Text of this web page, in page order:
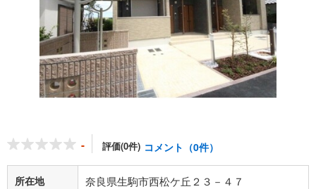
- 評価(0件) コメント（0件）
所在地 奈良県生駒市西松ケ丘２３－４７